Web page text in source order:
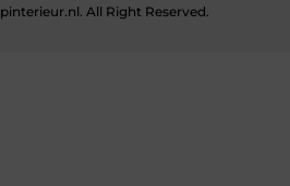
All Right Reserved.